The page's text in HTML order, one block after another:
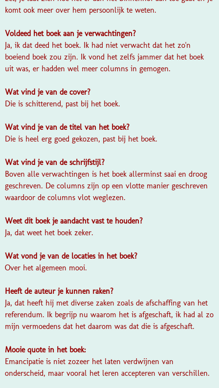
komt ook meer over hem persoonlijk te weten.
Voldeed het boek aan je verwachtingen?
Ja, ik dat deed het boek. Ik had niet verwacht dat het zo'n
boeiend boek zou zijn. Ik vond het zelfs jammer dat het boek
uit was, er hadden wel meer columns in gemogen.
Wat vind je van de cover?
Die is schitterend, past bij het boek.
Wat vind je van de titel van het boek?
Die is heel erg goed gekozen, past bij het boek.
Wat vind je van de schrijfstijl?
Boven alle verwachtingen is het boek allerminst saai en droog
geschreven. De columns zijn op een vlotte manier geschreven
waardoor de columns vlot weglezen.
Weet dit boek je aandacht vast te houden?
Ja, dat weet het boek zeker.
Wat vond je van de locaties in het boek?
Over het algemeen mooi.
Heeft de auteur je kunnen raken?
Ja, dat heeft hij met diverse zaken zoals de afschaffing van het
referendum. Ik begrijp nu waarom het is afgeschaft, ik had al zo
mijn vermoedens dat het daarom was dat die is afgeschaft.
Mooie quote in het boek:
Emancipatie is niet zozeer het laten verdwijnen van
onderscheid, maar vooral het leren accepteren van verschillen.